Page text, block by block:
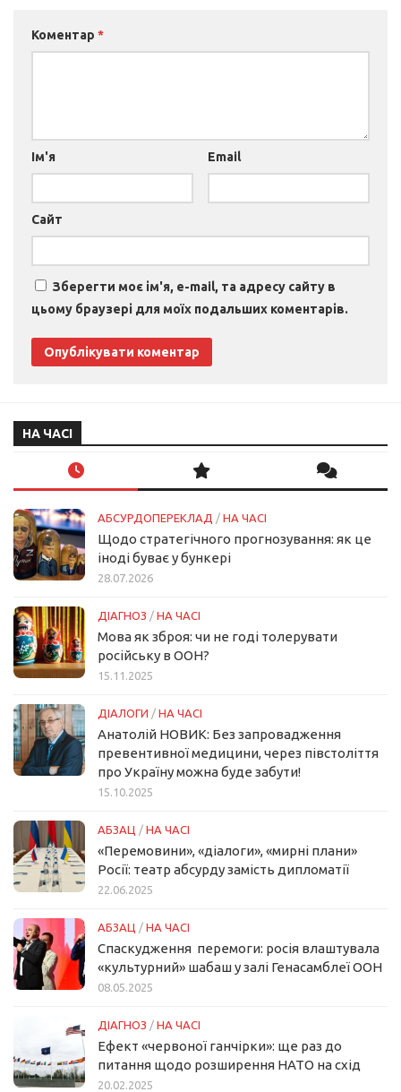
Коментар *
Ім'я Email
Сайт
Зберегти моє ім'я, e-mail, та адресу сайту в
цьому браузері для моїх подальших коментарів.
НА ЧАСІ
АБСУРДОПЕРЕКЛАД / НА ЧАСІ
Щодо стратегічного прогнозування: як це
іноді буває у бункері
28.07.2026
ДІАГНОЗ / НА ЧАСІ
Мова як зброя: чи не годі толерувати
російську в ООН?
15.11.2025
ДІАЛОГИ / НА ЧАСІ
Анатолій НОВИК: Без запровадження
превентивної медицини, через півстоліття
про Україну можна буде забути!
15.10.2025
АБЗАЦ / НА ЧАСІ
«Перемовини», «діалоги», «мирні плани»
Росії: театр абсурду замість дипломатії
22.06.2025
АБЗАЦ / НА ЧАСІ
Спаскудження перемоги: росія влаштувала
«культурний» шабаш у залі Генасамблеї ООН
08.05.2025
ДІАГНОЗ / НА ЧАСІ
Ефект «червоної ганчірки»: ще раз до
питання щодо розширення НАТО на схід
20.02.2025